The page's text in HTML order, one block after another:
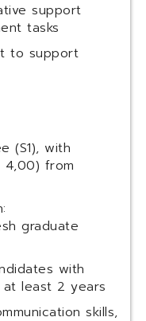
support
tasks
to support
(S1), with
4,00) from
graduate
with
least 2 years
skills,